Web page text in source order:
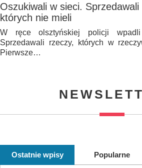
Oszukiwali w sieci. Sprzedawali
których nie mieli
W ręce olsztyńskiej policji wpadli
Sprzedawali rzeczy, których w
Pierwsze…
Ostatnie wpisy Popularne